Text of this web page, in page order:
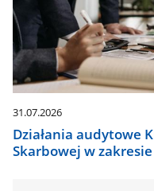
31.07.2026
Działania audytowe
Skarbowej w